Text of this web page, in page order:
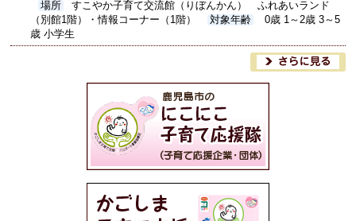
場所
すこやか子育て交流館（りぼんかん） ふれあいランド
（別館1階）・情報コーナー（1階）
対象年齢
0歳 1～2歳 3～5
歳 小学生